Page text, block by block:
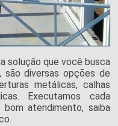
solução que você busca
são diversas opções de
metálicas, calhas
Executamos cada
atendimento, saiba